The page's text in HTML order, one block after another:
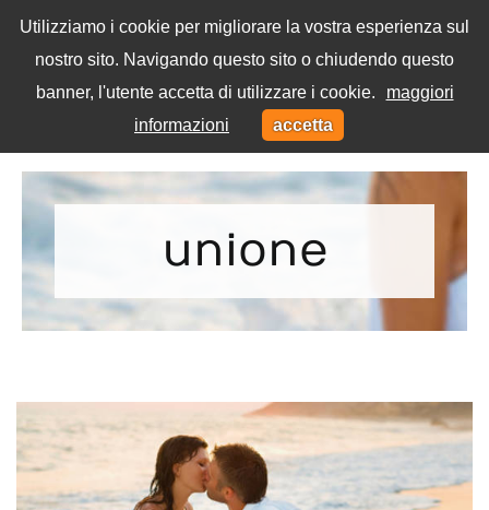
Utilizziamo i cookie per migliorare la vostra esperienza sul
nostro sito. Navigando questo sito o chiudendo questo
banner, l'utente accetta di utilizzare i cookie.
maggiori
informazioni
accetta
Menu
unione